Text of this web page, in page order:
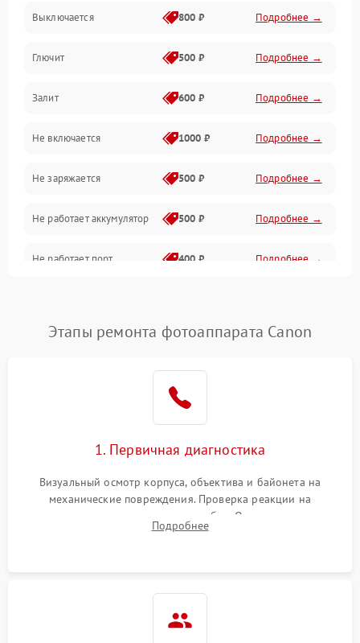
Механические проблемы
Матрица и оптика
Питание и питание цепей
Проблемы с картами памяти
Объективы
Программные сбои
Коммуникации и интерфейсы
Выключается 800 ₽ Подробнее →
Глючит 500 ₽ Подробнее →
Залит 600 ₽ Подробнее →
Не включается 1000 ₽ Подробнее →
Не заряжается 500 ₽ Подробнее →
Не работает аккумулятор 500 ₽ Подробнее →
Не работает порт 400 ₽ Подробнее →
Этапы ремонта фотоаппарата Canon
1. Первичная диагностика
Визуальный осмотр корпуса, объектива и байонета на
механические повреждения. Проверка реакции на
включение, считывание кодов ошибок. Оценка состояния
матрицы и затвора, проверка работы автофокуса и вспышки.
Подробнее